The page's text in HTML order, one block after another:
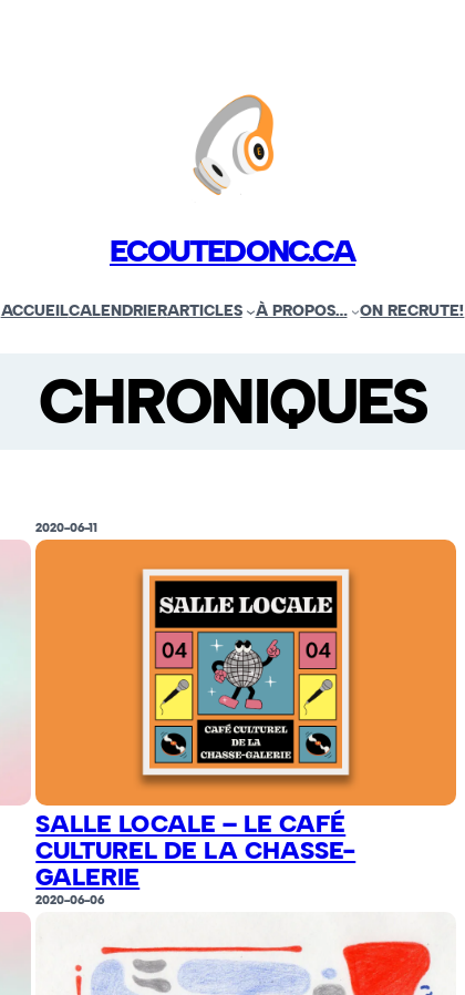
ECOUTEDONC.CA
ACCUEILCALENDRIERARTICLES À PROPOS… ON RECRUTE!
CHRONIQUES
2020-06-11
SALLE LOCALE – LE CAFÉ
CULTUREL DE LA CHASSE-
GALERIE
2020-06-06